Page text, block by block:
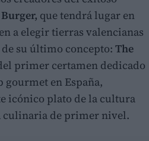
que tendrá lugar en
a elegir tierras valencianas
su último concepto: The
primer certamen dedicado
gourmet en España,
icónico plato de la cultura
culinaria de primer nivel.